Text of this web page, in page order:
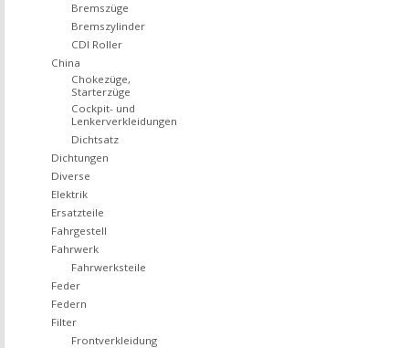
Bremszüge
Bremszylinder
CDI Roller
China
Chokezüge,
Starterzüge
Cockpit- und
Lenkerverkleidungen
Dichtsatz
Dichtungen
Diverse
Elektrik
Ersatzteile
Fahrgestell
Fahrwerk
Fahrwerksteile
Feder
Federn
Filter
Frontverkleidung